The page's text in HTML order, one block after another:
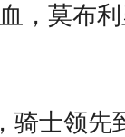
，莫布
士领先